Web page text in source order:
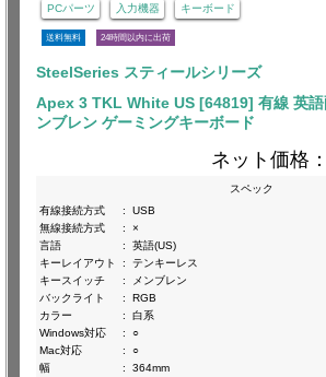
PCパーツ 入力機器 キーボード
送料無料 24時間以内に出荷
SteelSeries スティールシリーズ
Apex 3 TKL White US [64819] 有線 英語
ンブレン ゲーミングキーボード
ネット価格：
スペック
有線接続方式
:
USB
無線接続方式
:
×
言語
:
英語(US)
キーレイアウト
:
テンキーレス
キースイッチ
:
メンブレン
バックライト
:
RGB
カラー
:
白系
Windows対応
:
○
Mac対応
:
○
幅
:
364mm